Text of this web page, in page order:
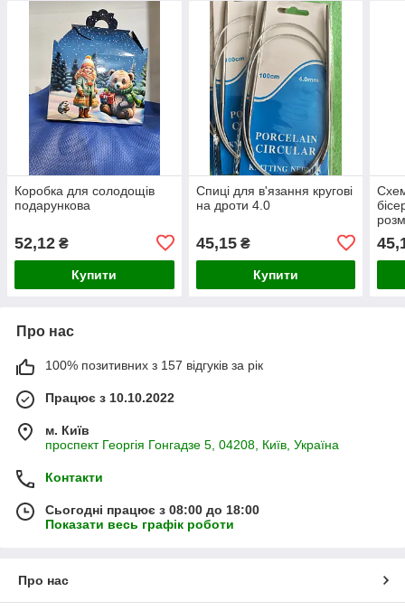
Коробка для солодощів
подарункова
52,12 ₴
Купити
Спиці для в'язання кругові
на дроти 4.0
45,15₴
Купити
Про нас
100% позитивних з 157 відгуків за рік
Працює з 10.10.2022
м. Київ
проспект Георгія Гонгадзе 5, 04208, Київ, Україна
Контакти
Сьогодні працює з 08:00 до 18:00
Показати весь графік роботи
Про нас